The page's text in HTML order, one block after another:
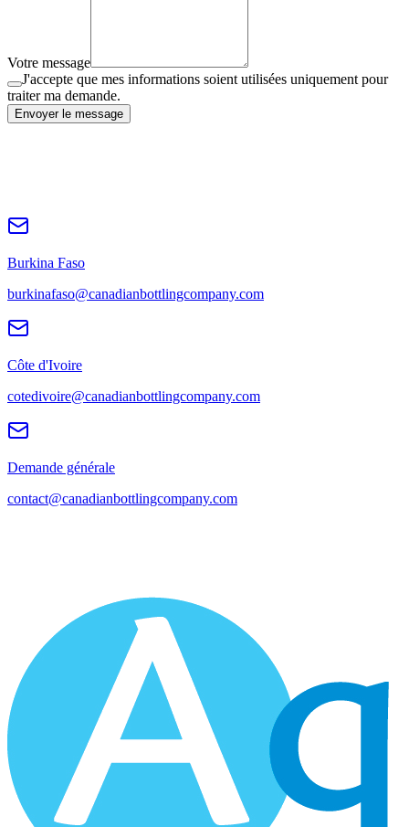
Votre message
J'accepte que mes informations soient utilisées uniquement pour
traiter ma demande.
Envoyer le message
Burkina Faso
burkinafaso@canadianbottlingcompany.com
Côte d'Ivoire
cotedivoire@canadianbottlingcompany.com
Demande générale
contact@canadianbottlingcompany.com